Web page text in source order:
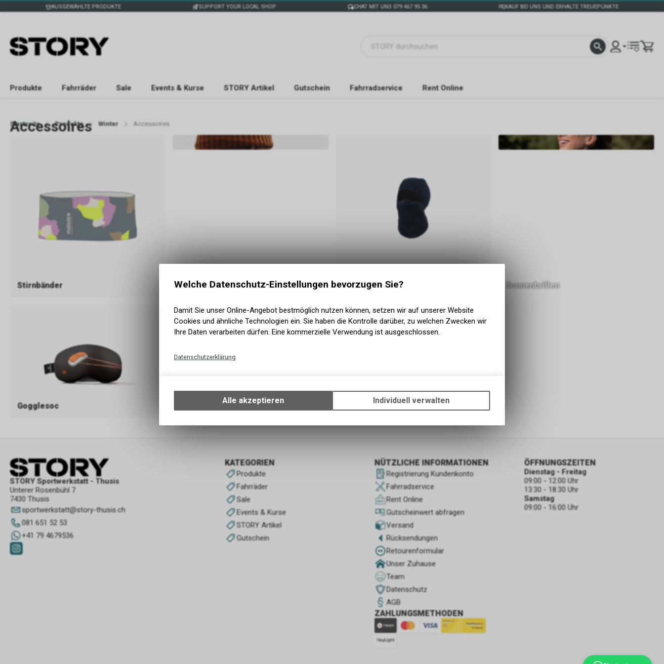
AUSGEWÄHLTE PRODUKTE SUPPORT YOUR LOCAL SHOP CHAT MIT UNS 079 467 95 36 KAUF BEI UNS UND ERHALTE TREUEPUNKTE
Produkte Fahrräder Sale Events & Kurse STORY Artikel Gutschein Fahrradservice Rent Online
Startseite Produkte Winter Accessoires
Accessoires
Stirnbänder Mützen Neckwarmer Sonnenbrillen
Gogglesoc
STORY Sportwerkstatt - Thusis
Unterer Rosenbühl 7
7430 Thusis
sportwerkstatt@story-thusis.ch
081 651 52 53
+41 79 4679536
KATEGORIEN
Produkte
Fahrräder
Sale
Events & Kurse
STORY Artikel
Gutschein
NÜTZLICHE INFORMATIONEN
Registrierung Kundenkonto
Fahrradservice
Rent Online
Gutscheinwert abfragen
Versand
Rücksendungen
Retourenformular
Unser Zuhause
Team
Datenschutz
AGB
ZAHLUNGSMETHODEN
ÖFFNUNGSZEITEN
Dienstag - Freitag
09:00 - 12:00 Uhr
13:30 - 18:30 Uhr
Samstag
09:00 - 16:00 Uhr
Welche Datenschutz-Einstellungen bevorzugen Sie?
Damit Sie unser Online-Angebot bestmöglich nutzen können, setzen wir auf unserer Website
Cookies und ähnliche Technologien ein. Sie haben die Kontrolle darüber, zu welchen Zwecken wir
Ihre Daten verarbeiten dürfen. Eine kommerzielle Verwendung ist ausgeschlossen.
Datenschutzerklärung
Ihrem Gerät, um die grundlegenden Funktionen unseres Online-Angebots, wie die
Verwendung des Warenkorbs, zu ermöglichen. Bitte beachten Sie, dass die
zulassen.
Alle akzeptieren Individuell verwalten